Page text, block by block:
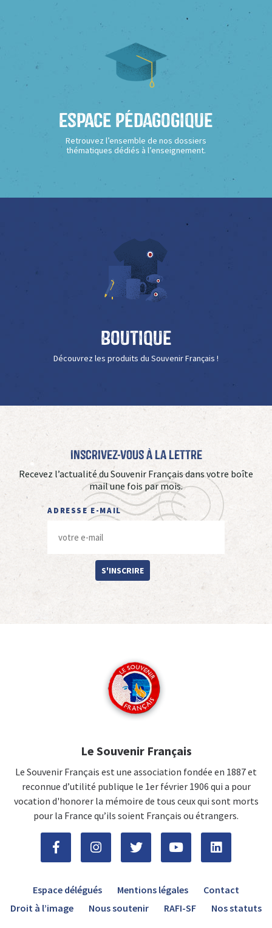
Espace Pédagogique
Retrouvez l’ensemble de nos dossiers
thématiques dédiés à l’enseignement.
Boutique
Découvrez les produits du Souvenir Français !
Inscrivez-vous à La Lettre
Recevez l’actualité du Souvenir Français dans votre boîte
mail une fois par mois.
ADRESSE E-MAIL
S'INSCRIRE
Le Souvenir Français
Le Souvenir Français est une association fondée en 1887 et
reconnue d’utilité publique le 1er février 1906 qui a pour
vocation d'honorer la mémoire de tous ceux qui sont morts
pour la France qu’ils soient Français ou étrangers.
Espace délégués Mentions légales
Contact
Droit à l’image
Nous soutenir RAFI-SF Nos statuts